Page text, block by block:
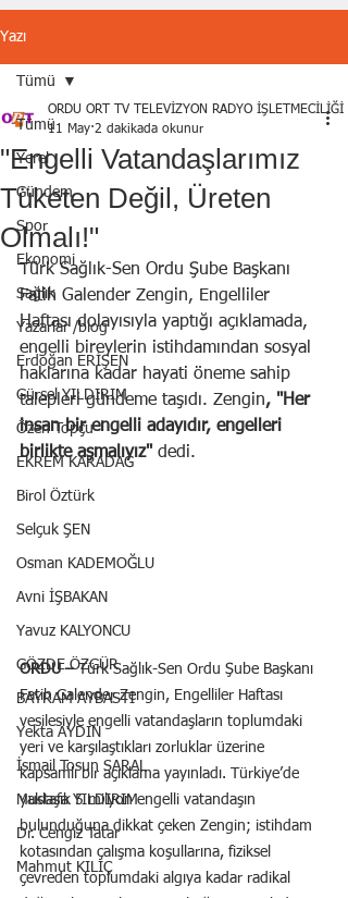
Yazı
Tümü
Yerel
Gündem
Spor
Ekonomi
Sağlık
Yazarlar /blog
Erdoğan ERİŞEN
Gürsel YILDIRIM
Özen Topçu
EKREM KARADAĞ
Birol Öztürk
Selçuk ŞEN
Osman KADEMOĞLU
Avni İŞBAKAN
Yavuz KALYONCU
GÖZDE ÖZGÜR
BAYRAM AYBASTI
Yekta AYDIN
İsmail Tosun SARAL
Mustafa YILDIRIM
Dr. Cengiz Tatar
Mahmut KILIÇ
Tümü
"Engelli Vatandaşlarımız
Tüketen Değil, Üreten
Olmalı!"
ORDU ORT TV TELEVİZYON RADYO İŞLETMECİLİĞİ
11 May 2 dakikada okunur
Türk Sağlık-Sen Ordu Şube Başkanı
Fatih Galender Zengin, Engelliler
Haftası dolayısıyla yaptığı açıklamada,
engelli bireylerin istihdamından sosyal
haklarına kadar hayati öneme sahip
talepleri gündeme taşıdı. Zengin, "Her
insan bir engelli adayıdır, engelleri
birlikte aşmalıyız" dedi.
ORDU – Türk Sağlık-Sen Ordu Şube Başkanı
Fatih Galender Zengin, Engelliler Haftası
vesilesiyle engelli vatandaşların toplumdaki
yeri ve karşılaştıkları zorluklar üzerine
kapsamlı bir açıklama yayınladı. Türkiye’de
yaklaşık 5 milyon engelli vatandaşın
bulunduğuna dikkat çeken Zengin; istihdam
kotasından çalışma koşullarına, fiziksel
çevreden toplumdaki algıya kadar radikal